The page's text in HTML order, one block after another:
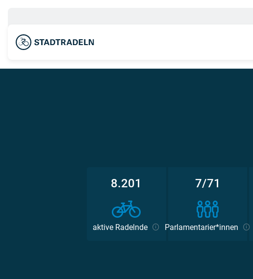
8.201
aktive Radelnde
7/71
Parlamentarier*innen